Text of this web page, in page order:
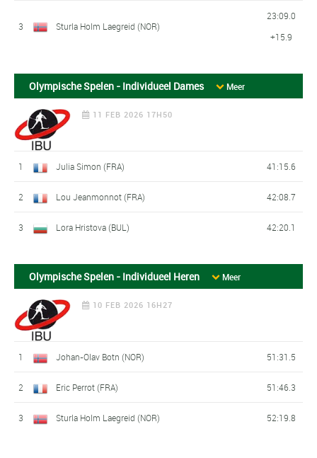
3 Sturla Holm Laegreid (NOR)
23:09.0
+15.9
Olympische Spelen - Individueel Dames Meer
11 FEB 2026 17H50
1 Julia Simon (FRA) 41:15.6
2 Lou Jeanmonnot (FRA) 42:08.7
3 Lora Hristova (BUL) 42:20.1
Olympische Spelen - Individueel Heren Meer
10 FEB 2026 16H27
1 Johan-Olav Botn (NOR) 51:31.5
2 Eric Perrot (FRA) 51:46.3
3 Sturla Holm Laegreid (NOR) 52:19.8